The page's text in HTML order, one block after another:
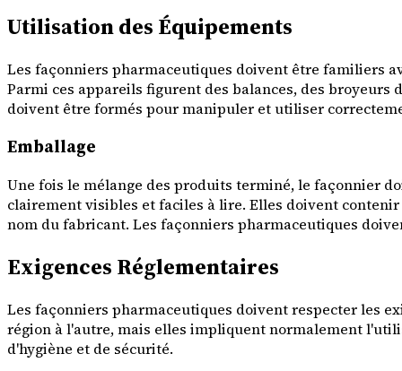
Utilisation des Équipements
Les façonniers pharmaceutiques doivent être familiers
Parmi ces appareils figurent des balances, des broyeurs
doivent être formés pour manipuler et utiliser
Emballage
Une fois le mélange des produits terminé, le façonnier
clairement visibles et faciles à lire. Elles doivent
nom du fabricant. Les façonniers pharmaceutiques
Exigences Réglementaires
Les façonniers pharmaceutiques doivent respecter les
région à l'autre, mais elles impliquent normalement
d'hygiène et de sécurité.